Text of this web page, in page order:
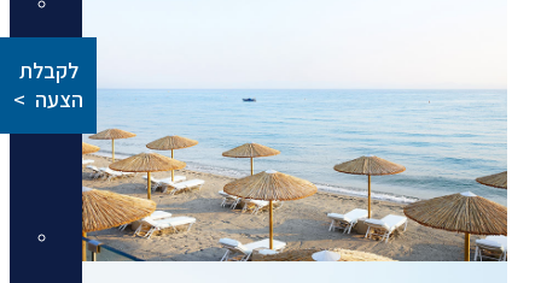
טיולים מאורגנים
טיולים מאורגנים
טיולי תמריץ
לקבלת
הצעה >